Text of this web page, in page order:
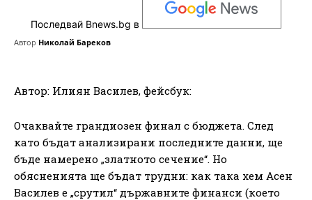
Последвай Bnews.bg в
Автор Николай Бареков
Автор: Илиян Василев, фейсбук:
Очаквайте грандиозен финал с бюджета. След
като бъдат анализирани последните данни, ще
бъде намерено „златното сечение“. Но
обясненията ще бъдат трудни: как така хем Асен
Василев е „срутил“ държавните финанси (което